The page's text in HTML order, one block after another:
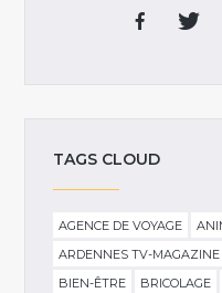
TAGS CLOUD
AGENCE DE VOYAGE
ARDENNES TV-MAGAZINE
BIEN-ÊTRE
BRICOLAGE